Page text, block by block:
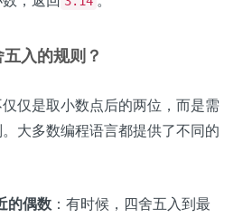
入的规则？
仅是取小数点后的两位，而是需
大多数编程语言都提供了不同的
的偶数 ：有时候，四舍五入到最